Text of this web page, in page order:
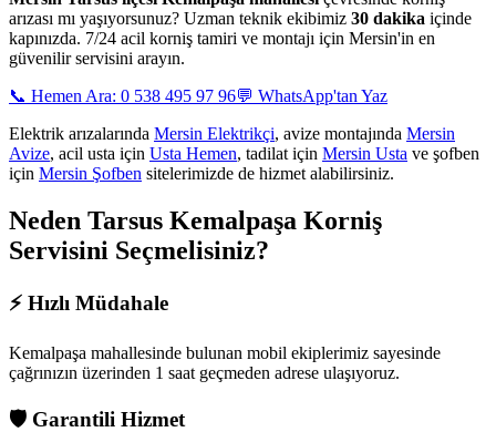
arızası mı yaşıyorsunuz? Uzman teknik ekibimiz 30 dakika içinde
kapınızda. 7/24 acil korniş tamiri ve montajı için Mersin'in en
güvenilir servisini arayın.
📞 Hemen Ara: 0 538 495 97 96💬 WhatsApp'tan Yaz
Elektrik arızalarında Mersin Elektrikçi, avize montajında Mersin
Avize, acil usta için Usta Hemen, tadilat için Mersin Usta ve şofben
için Mersin Şofben sitelerimizde de hizmet alabilirsiniz.
Neden Tarsus Kemalpaşa Korniş
Servisini Seçmelisiniz?
⚡ Hızlı Müdahale
Kemalpaşa mahallesinde bulunan mobil ekiplerimiz sayesinde
çağrınızın üzerinden 1 saat geçmeden adrese ulaşıyoruz.
🛡️ Garantili Hizmet